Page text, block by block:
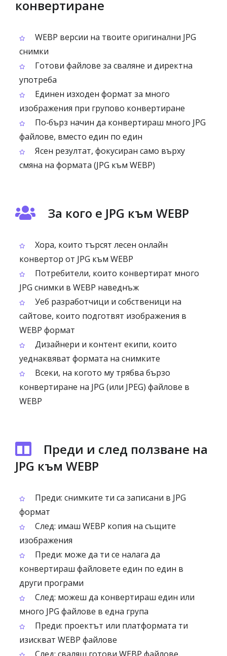
конвертиране
WEBP версии на твоите оригинални JPG
снимки
Готови файлове за сваляне и директна
употреба
Единен изходен формат за много
изображения при групово конвертиране
По‑бърз начин да конвертираш много JPG
файлове, вместо един по един
Ясен резултат, фокусиран само върху
смяна на формата (JPG към WEBP)
За кого е JPG към WEBP
Хора, които търсят лесен онлайн
конвертор от JPG към WEBP
Потребители, които конвертират много
JPG снимки в WEBP наведнъж
Уеб разработчици и собственици на
сайтове, които подготвят изображения в
WEBP формат
Дизайнери и контент екипи, които
уеднаквяват формата на снимките
Всеки, на когото му трябва бързо
конвертиране на JPG (или JPEG) файлове в
WEBP
Преди и след ползване на
JPG към WEBP
Преди: снимките ти са записани в JPG
формат
След: имаш WEBP копия на същите
изображения
Преди: може да ти се налага да
конвертираш файловете един по един в
други програми
След: можеш да конвертираш един или
много JPG файлове в една група
Преди: проектът или платформата ти
изискват WEBP файлове